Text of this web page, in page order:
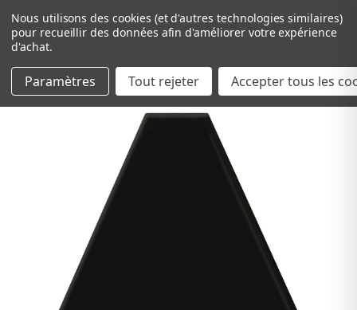
Passer au contenu principal
Nous utilisons des cookies (et d'autres technologies similaires)
pour recueillir des données afin d'améliorer votre expérience
d'achat.
Paramètres Tout rejeter Accepter tous les